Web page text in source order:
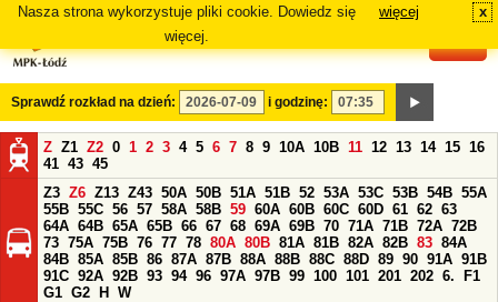
Nasza strona wykorzystuje pliki cookie. Dowiedz się
więcej.
więcej x
Sprawdź rozkład na dzień: i godzinę:
Z Z1 Z2 0 1 2 3 4 5 6 7 8 9 10A 10B 11 12 13 14 15 16
41 43 45
Z3 Z6 Z13 Z43 50A 50B 51A 51B 52 53A 53C 53B 54B 55A
55B 55C 56 57 58A 58B 59 60A 60B 60C 60D 61 62 63
64A 64B 65A 65B 66 67 68 69A 69B 70 71A 71B 72A 72B
73 75A 75B 76 77 78 80A 80B 81A 81B 82A 82B 83 84A
84B 85A 85B 86 87A 87B 88A 88B 88C 88D 89 90 91A 91B
91C 92A 92B 93 94 96 97A 97B 99 100 101 201 202 6.
F1
G1 G2 H
W